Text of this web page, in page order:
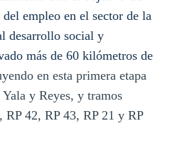
empleo en el sector de la
desarrollo social y
más de 60 kilómetros de
en esta primera etapa
y Reyes, y tramos
42, RP 43, RP 21 y RP